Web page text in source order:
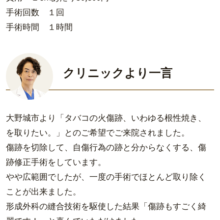
手術回数 １回
手術時間 １時間
クリニックより一言
大野城市より「タバコの火傷跡、いわゆる根性焼き、
を取りたい。」とのご希望でご来院されました。
傷跡を切除して、自傷行為の跡と分からなくする、傷
跡修正手術をしています。
やや広範囲でしたが、一度の手術でほとんど取り除く
ことが出来ました。
形成外科の縫合技術を駆使した結果「傷跡もすごく綺